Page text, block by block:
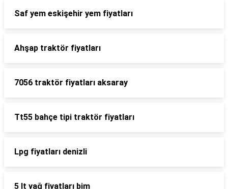
Saf yem eskişehir yem fiyatları
Ahşap traktör fiyatları
7056 traktör fiyatları aksaray
Tt55 bahçe tipi traktör fiyatları
Lpg fiyatları denizli
5 lt yağ fiyatları bim